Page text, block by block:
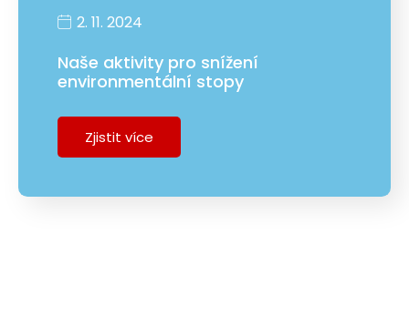
2. 11. 2024
Naše aktivity pro snížení
environmentální stopy
Zjistit více